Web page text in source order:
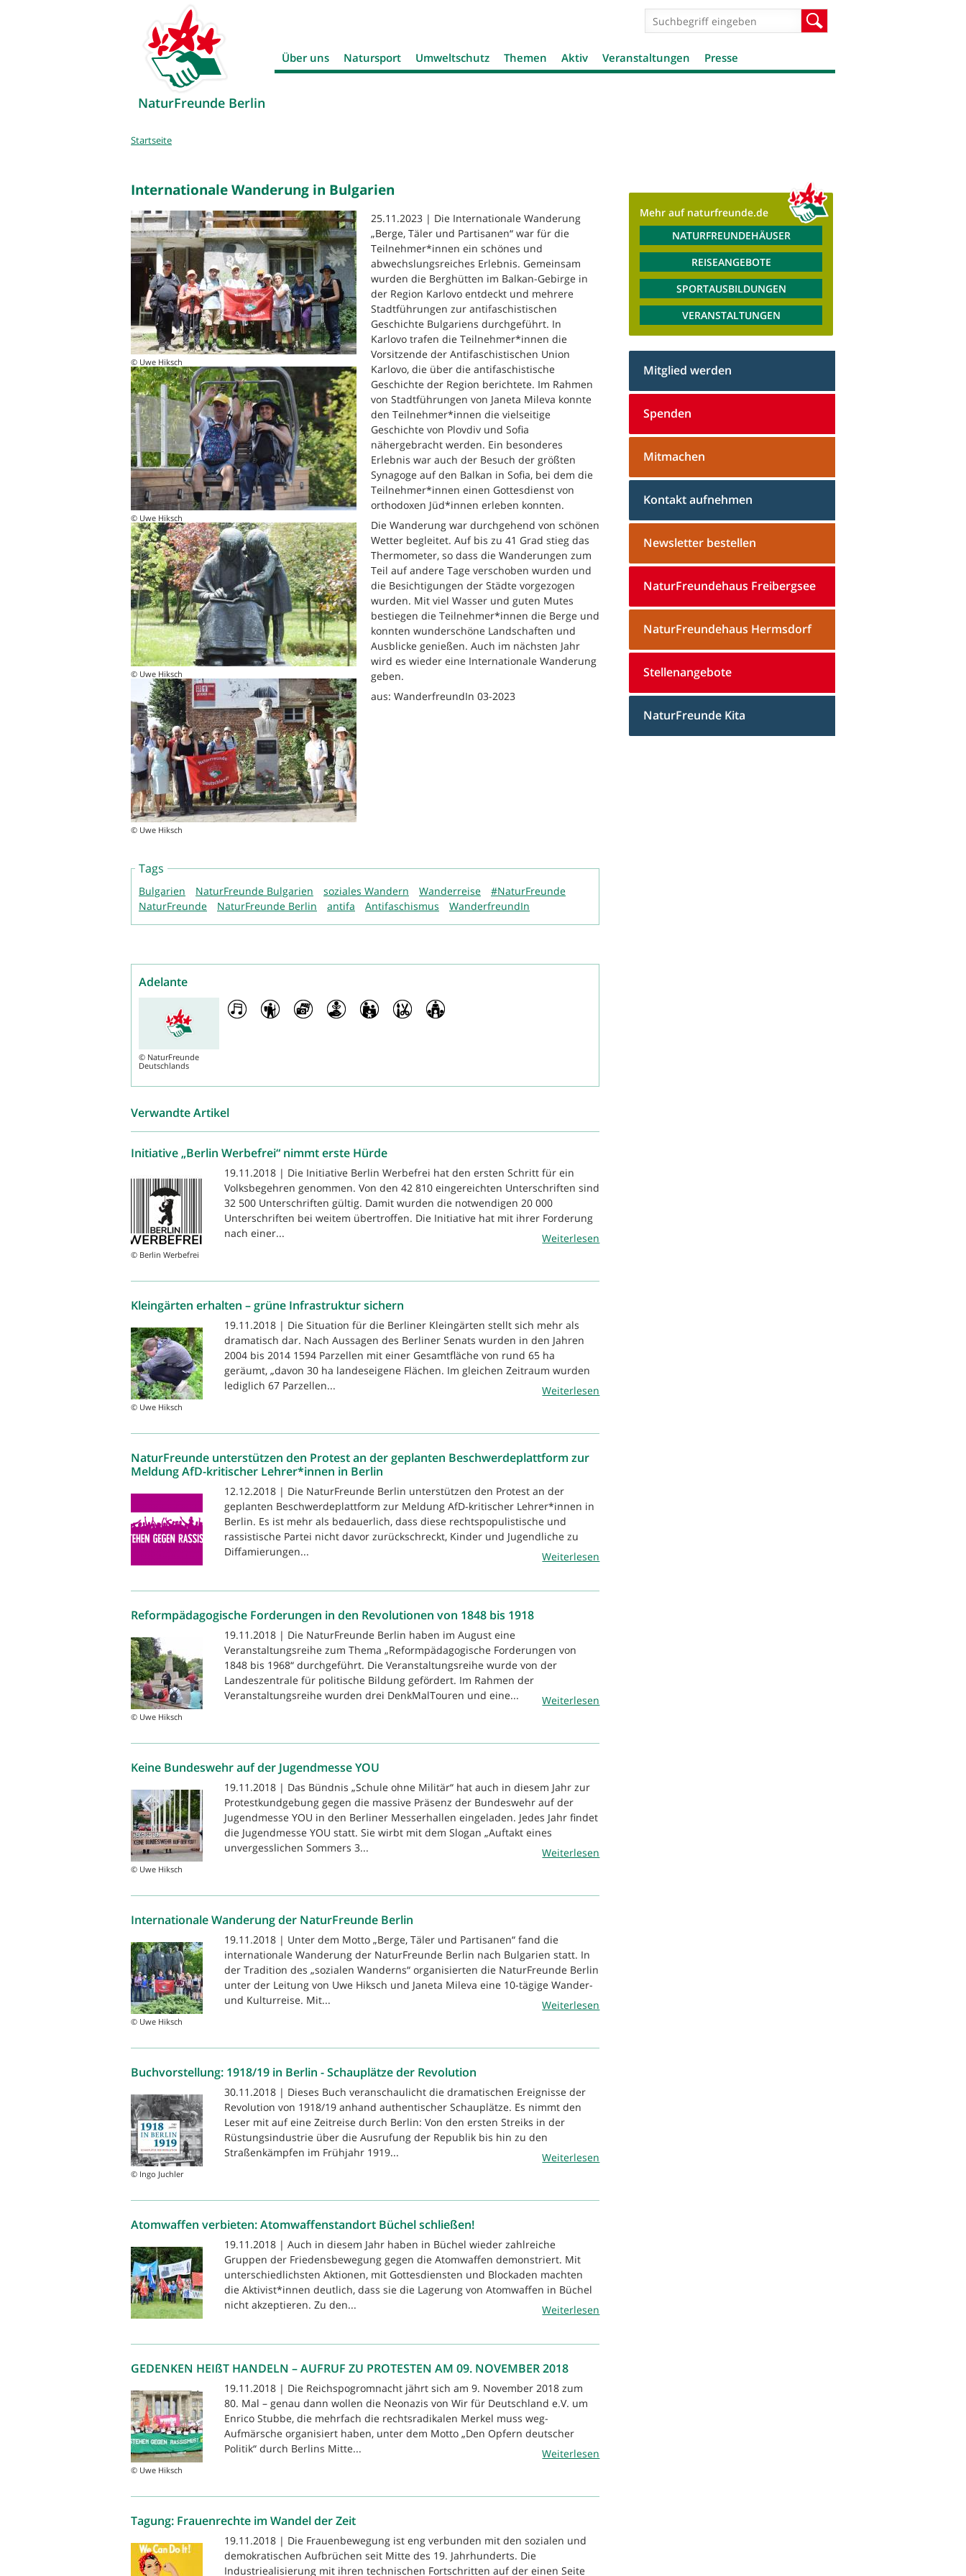
NaturFreunde Berlin
Suchformular
Über uns Natursport Umweltschutz Themen Aktiv Veranstaltungen Presse
Sie
Startseite
Internationale Wanderung in Bulgarien
© Uwe Hiksch
© Uwe Hiksch
© Uwe Hiksch
© Uwe Hiksch
25.11.2023 | Die Internationale Wanderung
„Berge, Täler und Partisanen“ war für die
Teilnehmer*innen ein schönes und
abwechslungsreiches Erlebnis. Gemeinsam
wurden die Berghütten im Balkan-Gebirge in
der Region Karlovo entdeckt und mehrere
Stadtführungen zur antifaschistischen
Geschichte Bulgariens durchgeführt. In
Karlovo trafen die Teilnehmer*innen die
Vorsitzende der Antifaschistischen Union
Karlovo, die über die antifaschistische
Geschichte der Region berichtete. Im Rahmen
von Stadtführungen von Janeta Mileva konnte
den Teilnehmer*innen die vielseitige
Geschichte von Plovdiv und Sofia
nähergebracht werden. Ein besonderes
Erlebnis war auch der Besuch der größten
Synagoge auf den Balkan in Sofia, bei dem die
Teilnehmer*innen einen Gottesdienst von
orthodoxen Jüd*innen erleben konnten.
Die Wanderung war durchgehend von schönen
Wetter begleitet. Auf bis zu 41 Grad stieg das
Thermometer, so dass die Wanderungen zum
Teil auf andere Tage verschoben wurden und
die Besichtigungen der Städte vorgezogen
wurden. Mit viel Wasser und guten Mutes
bestiegen die Teilnehmer*innen die Berge und
konnten wunderschöne Landschaften und
Ausblicke genießen. Auch im nächsten Jahr
wird es wieder eine Internationale Wanderung
geben.
aus: WanderfreundIn 03-2023
Tags
Bulgarien NaturFreunde Bulgarien soziales Wandern Wanderreise
#NaturFreunde
NaturFreunde
NaturFreunde Berlin antifa Antifaschismus WanderfreundIn
Adelante
© NaturFreunde
Deutschlands
Verwandte Artikel
Initiative „Berlin Werbefrei“ nimmt erste Hürde
© Berlin Werbefrei
19.11.2018 | Die Initiative Berlin Werbefrei hat den ersten Schritt für ein
Volksbegehren genommen. Von den 42 810 eingereichten Unterschriften sind
32 500 Unterschriften gültig. Damit wurden die notwendigen 20 000
Unterschriften bei weitem übertroffen. Die Initiative hat mit ihrer Forderung
nach einer...
Weiterlesen
Kleingärten erhalten – grüne Infrastruktur sichern
© Uwe Hiksch
19.11.2018 | Die Situation für die Berliner Kleingärten stellt sich mehr als
dramatisch dar. Nach Aussagen des Berliner Senats wurden in den Jahren
2004 bis 2014 1594 Parzellen mit einer Gesamtfläche von rund 65 ha
geräumt, „davon 30 ha landeseigene Flächen. Im gleichen Zeitraum wurden
lediglich 67 Parzellen...
Weiterlesen
NaturFreunde unterstützen den Protest an der geplanten Beschwerdeplattform zur
Meldung AfD-kritischer Lehrer*innen in Berlin
12.12.2018 | Die NaturFreunde Berlin unterstützen den Protest an der
geplanten Beschwerdeplattform zur Meldung AfD-kritischer Lehrer*innen in
Berlin. Es ist mehr als bedauerlich, dass diese rechtspopulistische und
rassistische Partei nicht davor zurückschreckt, Kinder und Jugendliche zu
Diffamierungen...
Weiterlesen
Reformpädagogische Forderungen in den Revolutionen von 1848 bis 1918
© Uwe Hiksch
19.11.2018 | Die NaturFreunde Berlin haben im August eine
Veranstaltungsreihe zum Thema „Reformpädagogische Forderungen von
1848 bis 1968“ durchgeführt. Die Veranstaltungsreihe wurde von der
Landeszentrale für politische Bildung gefördert. Im Rahmen der
Veranstaltungsreihe wurden drei DenkMalTouren und eine...
Weiterlesen
Keine Bundeswehr auf der Jugendmesse YOU
© Uwe Hiksch
19.11.2018 | Das Bündnis „Schule ohne Militär“ hat auch in diesem Jahr zur
Protestkundgebung gegen die massive Präsenz der Bundeswehr auf der
Jugendmesse YOU in den Berliner Messerhallen eingeladen. Jedes Jahr findet
die Jugendmesse YOU statt. Sie wirbt mit dem Slogan „Auftakt eines
unvergesslichen Sommers 3...
Weiterlesen
Internationale Wanderung der NaturFreunde Berlin
© Uwe Hiksch
19.11.2018 | Unter dem Motto „Berge, Täler und Partisanen“ fand die
internationale Wanderung der NaturFreunde Berlin nach Bulgarien statt. In
der Tradition des „sozialen Wanderns“ organisierten die NaturFreunde Berlin
unter der Leitung von Uwe Hiksch und Janeta Mileva eine 10-tägige Wander-
und Kulturreise. Mit...
Weiterlesen
Buchvorstellung: 1918/19 in Berlin - Schauplätze der Revolution
© Ingo Juchler
30.11.2018 | Dieses Buch veranschaulicht die dramatischen Ereignisse der
Revolution von 1918/19 anhand authentischer Schauplätze. Es nimmt den
Leser mit auf eine Zeitreise durch Berlin: Von den ersten Streiks in der
Rüstungsindustrie über die Ausrufung der Republik bis hin zu den
Straßenkämpfen im Frühjahr 1919...
Weiterlesen
Atomwaffen verbieten: Atomwaffenstandort Büchel schließen!
19.11.2018 | Auch in diesem Jahr haben in Büchel wieder zahlreiche
Gruppen der Friedensbewegung gegen die Atomwaffen demonstriert. Mit
unterschiedlichsten Aktionen, mit Gottesdiensten und Blockaden machten
die Aktivist*innen deutlich, dass sie die Lagerung von Atomwaffen in Büchel
nicht akzeptieren. Zu den...
Weiterlesen
GEDENKEN HEIßT HANDELN – AUFRUF ZU PROTESTEN AM 09. NOVEMBER 2018
© Uwe Hiksch
19.11.2018 | Die Reichspogromnacht jährt sich am 9. November 2018 zum
80. Mal – genau dann wollen die Neonazis von Wir für Deutschland e.V. um
Enrico Stubbe, die mehrfach die rechtsradikalen Merkel muss weg-
Aufmärsche organisiert haben, unter dem Motto „Den Opfern deutscher
Politik“ durch Berlins Mitte...
Weiterlesen
Tagung: Frauenrechte im Wandel der Zeit
19.11.2018 | Die Frauenbewegung ist eng verbunden mit den sozialen und
demokratischen Aufbrüchen seit Mitte des 19. Jahrhunderts. Die
Industriealisierung mit ihren technischen Fortschritten auf der einen Seite
Mehr auf naturfreunde.de
NATURFREUNDEHÄUSER
REISEANGEBOTE
SPORTAUSBILDUNGEN
VERANSTALTUNGEN
Mitglied werden
Spenden
Mitmachen
Kontakt aufnehmen
Newsletter bestellen
NaturFreundehaus Freibergsee
NaturFreundehaus Hermsdorf
Stellenangebote
NaturFreunde Kita